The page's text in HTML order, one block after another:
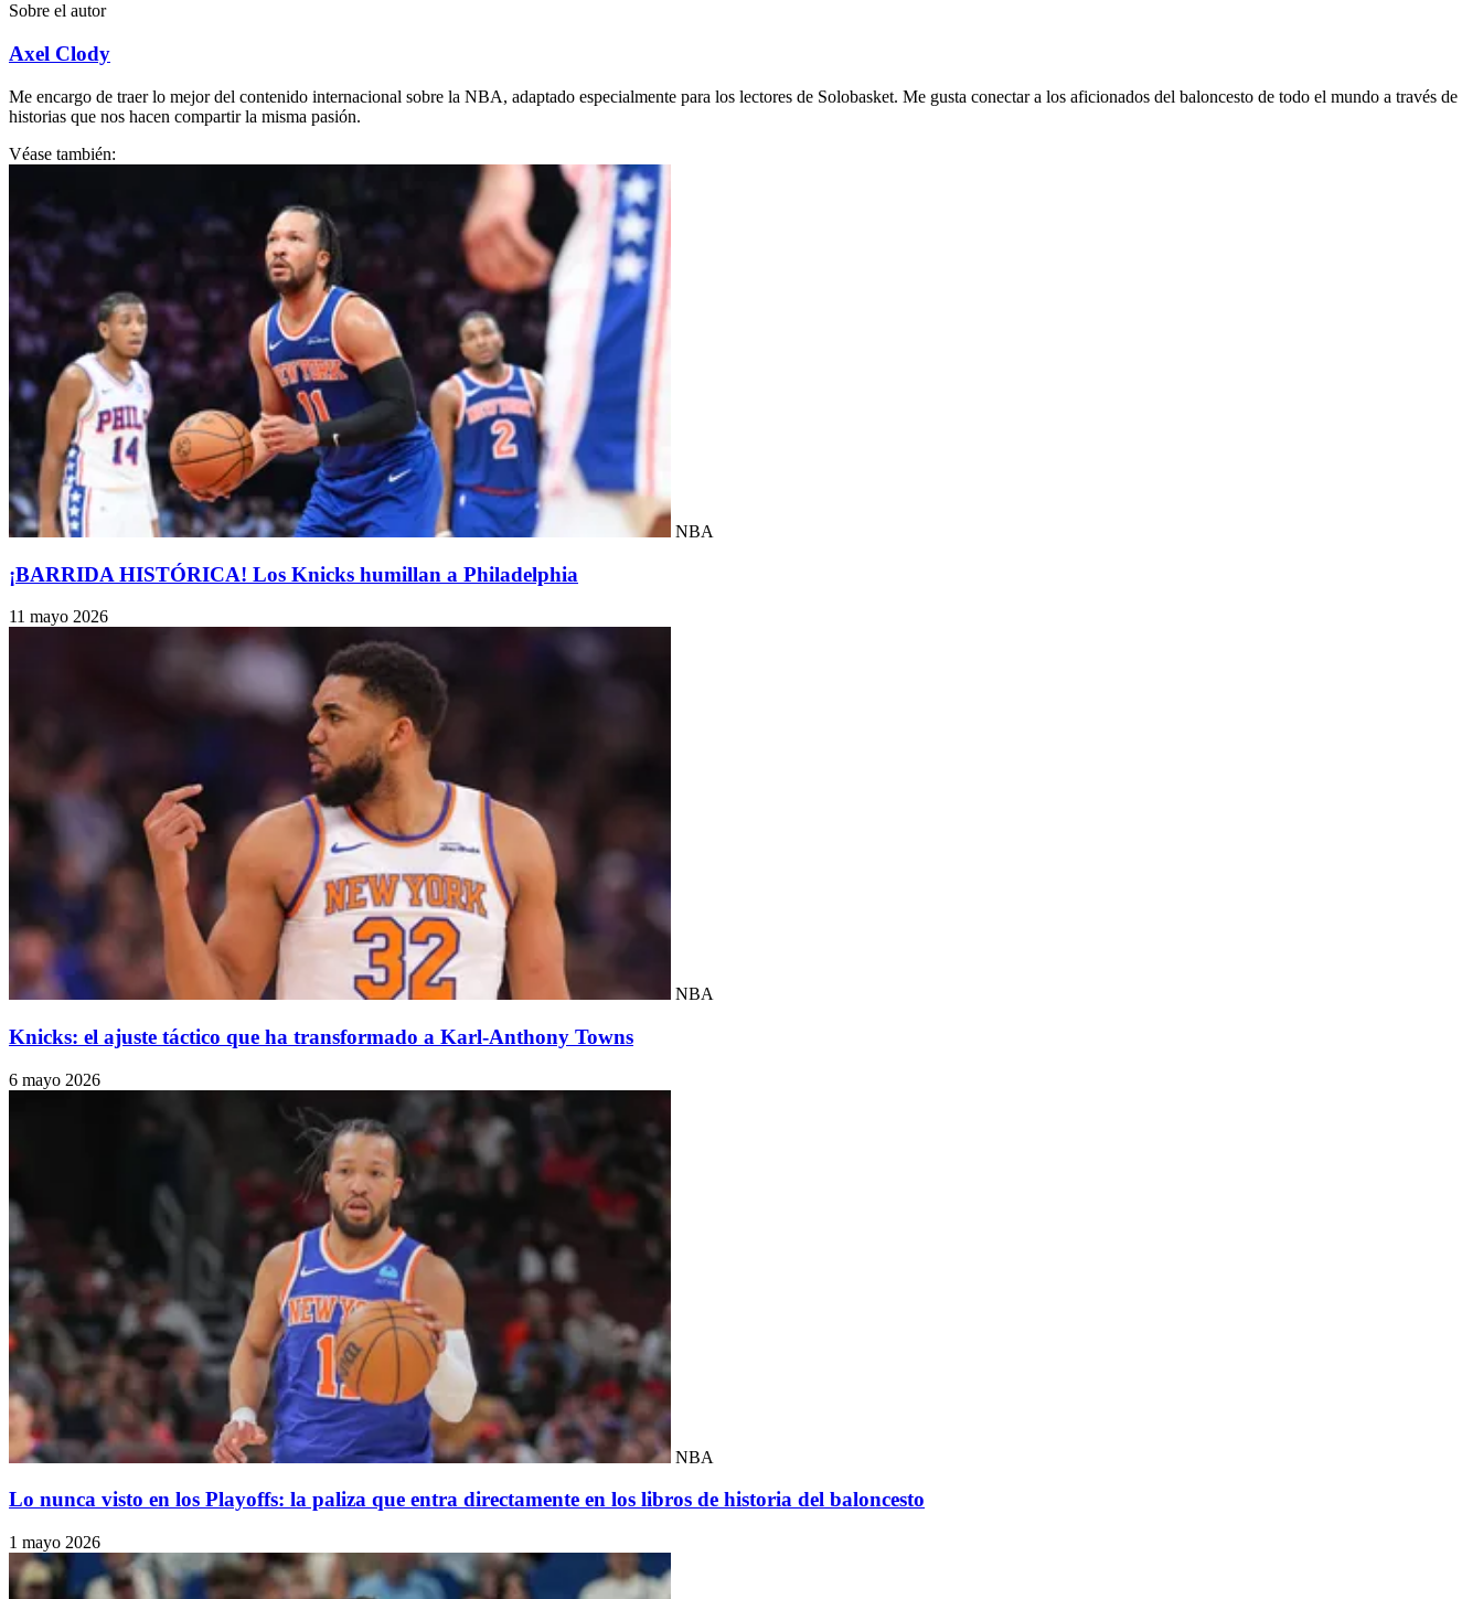
Sobre el autor
Axel Clody
Me encargo de traer lo mejor del contenido internacional sobre la NBA, adaptado especialmente para los lectores de Solobasket. Me gusta conectar a los aficionados del baloncesto de todo el mundo a través de
historias que nos hacen compartir la misma pasión.
Véase también:
NBA
¡BARRIDA HISTÓRICA! Los Knicks humillan a Philadelphia
11 mayo 2026
NBA
Knicks: el ajuste táctico que ha transformado a Karl-Anthony Towns
6 mayo 2026
NBA
Lo nunca visto en los Playoffs: la paliza que entra directamente en los libros de historia del baloncesto
1 mayo 2026